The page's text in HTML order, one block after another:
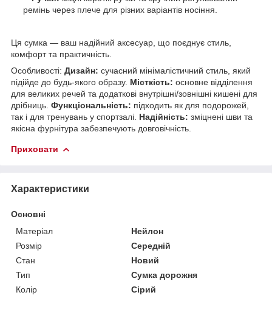
ремінь через плече для різних варіантів носіння.
Ця сумка — ваш надійний аксесуар, що поєднує стиль,
комфорт та практичність.
Особливості: Дизайн: сучасний мінімалістичний стиль, який
підійде до будь-якого образу. Місткість: основне відділення
для великих речей та додаткові внутрішні/зовнішні кишені для
дрібниць. Функціональність: підходить як для подорожей,
так і для тренувань у спортзалі. Надійність: зміцнені шви та
якісна фурнітура забезпечують довговічність.
Приховати
Характеристики
Основні
Матеріал
Нейлон
Розмір
Середній
Стан
Новий
Тип
Сумка дорожня
Колір
Сірий